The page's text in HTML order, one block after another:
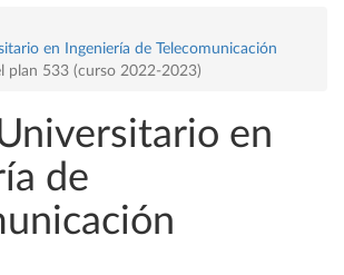
en Ingeniería de Telecomunicación
plan 533 (curso 2022-2023)
en
de